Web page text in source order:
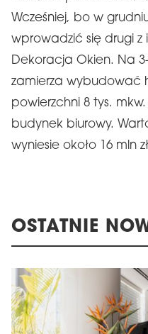
Wcześniej, bo w
wprowadzić się drugi z
Dekoracja Okien. Na
zamierza wybudować
powierzchni 8 tys.
budynek biurowy.
wyniesie około 16 mln
OSTATNIE